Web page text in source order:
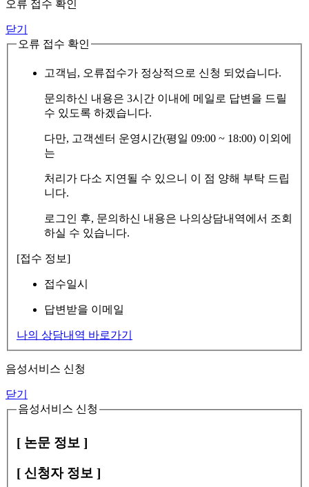
오류 접수 확인
닫기
오류 접수 확인
고객님, 오류접수가 정상적으로 신청 되었습니다.
문의하신 내용은 3시간 이내에 메일로 답변을 드릴
수 있도록 하겠습니다.
다만, 고객센터 운영시간(평일 09:00 ~ 18:00) 이외에
는
처리가 다소 지연될 수 있으니 이 점 양해 부탁 드립
니다.
로그인 후, 문의하신 내용은 나의상담내역에서 조회
하실 수 있습니다.
[접수 정보]
접수일시
답변받을 이메일
나의 상담내역 바로가기
음성서비스 신청
닫기
음성서비스 신청
[ 논문 정보 ]
[ 신청자 정보 ]